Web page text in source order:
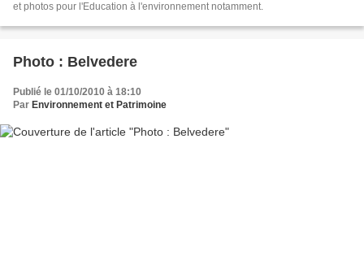
et photos pour l'Education à l'environnement notamment.
Photo : Belvedere
Publié le 01/10/2010 à 18:10
Par Environnement et Patrimoine